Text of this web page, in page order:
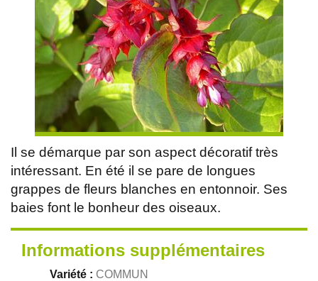
Il se démarque par son aspect décoratif très
intéressant. En été il se pare de longues
grappes de fleurs blanches en entonnoir. Ses
baies font le bonheur des oiseaux.
Informations supplémentaires
Variété : COMMUN